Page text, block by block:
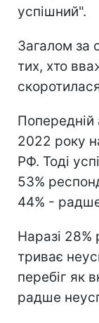
успішний".
Загалом за
тих, хто
Попередній
2022 року
РФ. Тоді
53%
44% -
Наразі 28%
триває
перебіг як
радше